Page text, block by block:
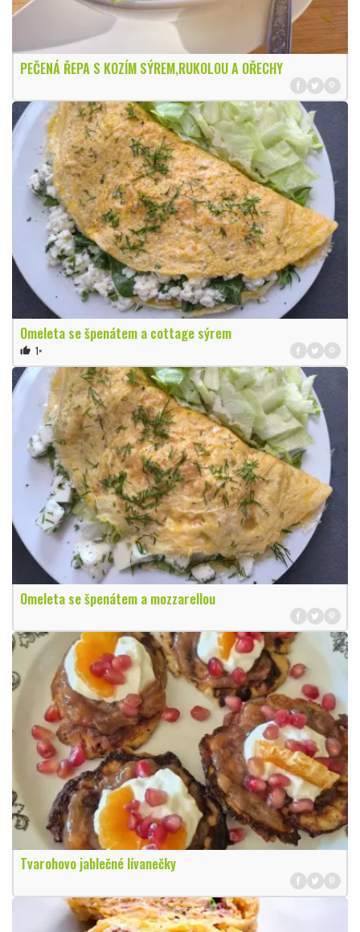
PEČENÁ ŘEPA S KOZÍM SÝREM,RUKOLOU A OŘECHY
Omeleta se špenátem a cottage sýrem
thumb_up 1×
Omeleta se špenátem a mozzarellou
Tvarohovo jablečné lívanečky